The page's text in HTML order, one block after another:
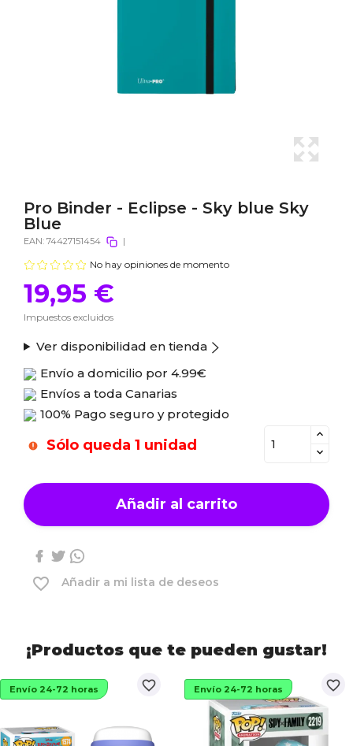
Pro Binder - Eclipse - Sky blue Sky
Blue
EAN: 74427151454 |
No hay opiniones de momento
19,95 €
Impuestos excluidos
Ver disponibilidad en tienda
Envío a domicilio por 4.99€
Envíos a toda Canarias
100% Pago seguro y protegido
Sólo queda 1 unidad
Añadir al carrito
favorite_border Añadir a mi lista de deseos
¡Productos que te pueden gustar!
favorite_border
Envío 24-72 horas favorite_border
Envío 24-72 horas